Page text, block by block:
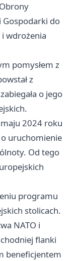
Gospodarki do
wdrożenia
pomysłem z
z
o jego
maju 2024 roku
uruchomienie
Od tego
programu
stolicach.
NATO i
flanki
beneficjentem